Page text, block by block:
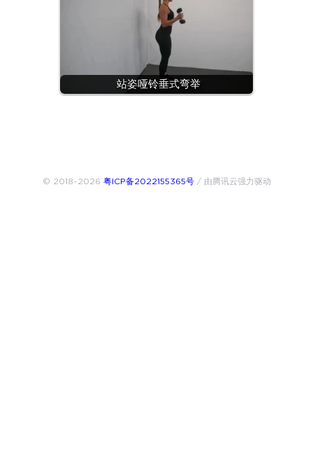
站姿哑铃垂式弯举
© 2018~2026 粤ICP备2022155365号/ 由腾讯云强力驱动